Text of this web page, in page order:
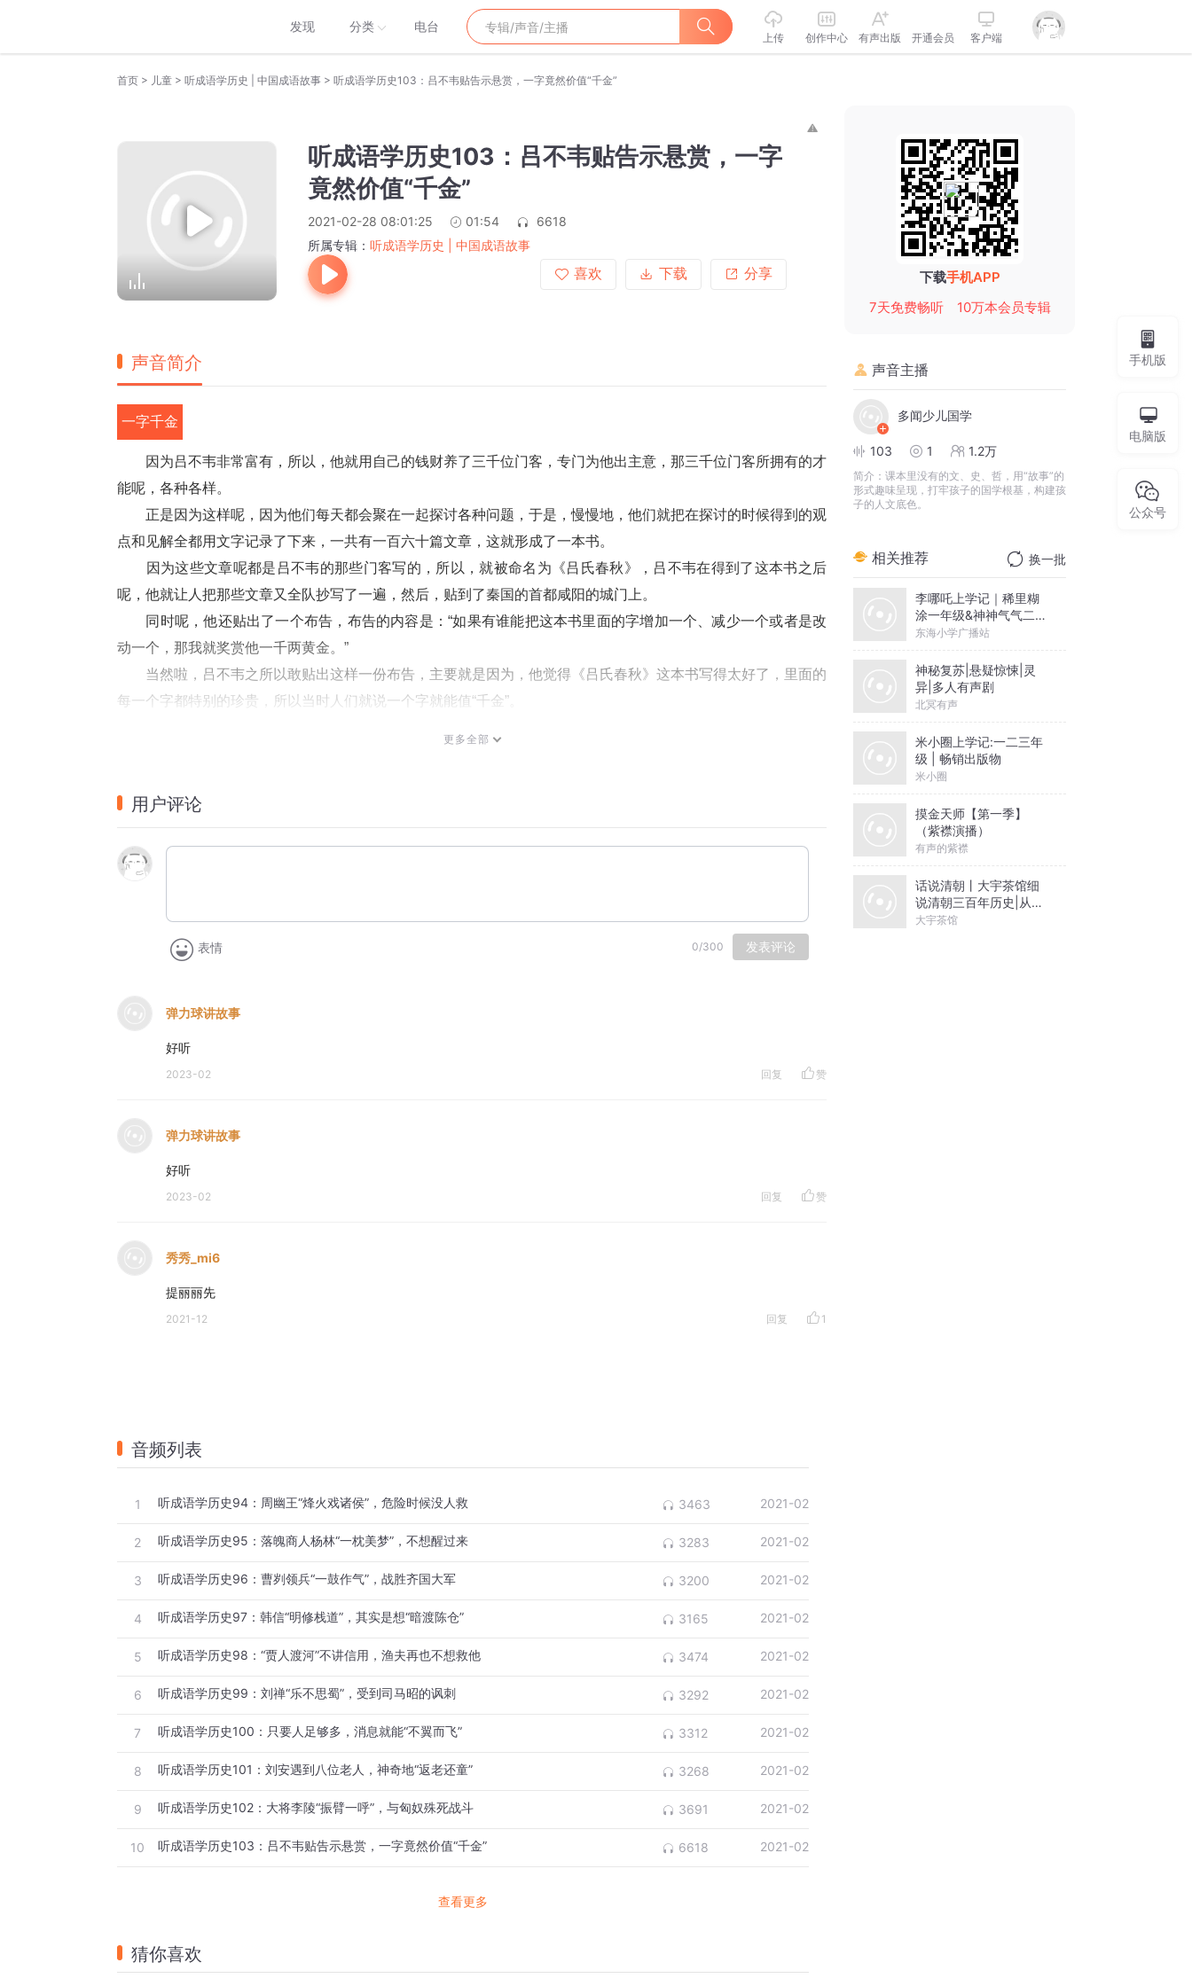
发现 分类 电台
上传 创作中心 有声出版 开通会员 客户端
首页 > 儿童 > 听成语学历史 | 中国成语故事 > 听成语学历史103：吕不韦贴告示悬赏，一字竟然价值“千金”
听成语学历史103：吕不韦贴告示悬赏，一字
竟然价值“千金”
2021-02-28 08:01:25 01:54
6618
所属专辑： 听成语学历史 | 中国成语故事
喜欢
下载 分享
声音简介
一字千金
因为吕不韦非常富有，所以，他就用自己的钱财养了三千位门客，专门为他出主意，那三千位门客所拥有的才
能呢，各种各样。
正是因为这样呢，因为他们每天都会聚在一起探讨各种问题，于是，慢慢地，他们就把在探讨的时候得到的观
点和见解全都用文字记录了下来，一共有一百六十篇文章，这就形成了一本书。
因为这些文章呢都是吕不韦的那些门客写的，所以，就被命名为《吕氏春秋》，吕不韦在得到了这本书之后
呢，他就让人把那些文章又全队抄写了一遍，然后，贴到了秦国的首都咸阳的城门上。
同时呢，他还贴出了一个布告，布告的内容是：“如果有谁能把这本书里面的字增加一个、减少一个或者是改
动一个，那我就奖赏他一千两黄金。”
当然啦，吕不韦之所以敢贴出这样一份布告，主要就是因为，他觉得《吕氏春秋》这本书写得太好了，里面的
每一个字都特别的珍贵，所以当时人们就说一个字就能值“千金”。
更多全部
用户评论
表情 0/300 发表评论
弹力球讲故事
好听
2023-02 回复 赞
弹力球讲故事
好听
2023-02 回复 赞
秀秀_mi6
提丽丽先
2021-12 回复 1
音频列表
1 听成语学历史94：周幽王“烽火戏诸侯”，危险时候没人救 3463 2021-02
2 听成语学历史95：落魄商人杨林“一枕美梦”，不想醒过来 3283 2021-02
3 听成语学历史96：曹刿领兵“一鼓作气”，战胜齐国大军 3200 2021-02
4 听成语学历史97：韩信“明修栈道”，其实是想“暗渡陈仓” 3165 2021-02
5 听成语学历史98：“贾人渡河”不讲信用，渔夫再也不想救他 3474 2021-02
6 听成语学历史99：刘禅“乐不思蜀”，受到司马昭的讽刺 3292 2021-02
7 听成语学历史100：只要人足够多，消息就能“不翼而飞” 3312 2021-02
8 听成语学历史101：刘安遇到八位老人，神奇地“返老还童” 3268 2021-02
9 听成语学历史102：大将李陵“振臂一呼”，与匈奴殊死战斗 3691 2021-02
10 听成语学历史103：吕不韦贴告示悬赏，一字竟然价值“千金” 6618 2021-02
查看更多
猜你喜欢
下载手机APP
7天免费畅听
10万本会员专辑
声音主播
多闻少儿国学
103 1 1.2万
简介： 课本里没有的文、史、哲，用“故事”的
形式趣味呈现，打牢孩子的国学根基，构建孩
子的人文底色。
相关推荐 换一批
李哪吒上学记｜稀里糊
涂一年级&神神气气二年
级
东海小学广播站
神秘复苏|悬疑惊悚|灵
异|多人有声剧
北冥有声
米小圈上学记:一二三年
级 | 畅销出版物
米小圈
摸金天师【第一季】
（紫襟演播）
有声的紫襟
话说清朝丨大宇茶馆细
说清朝三百年历史|从努
尔哈赤到末代皇帝溥仪|
大宇茶馆
手机版
电脑版
公众号